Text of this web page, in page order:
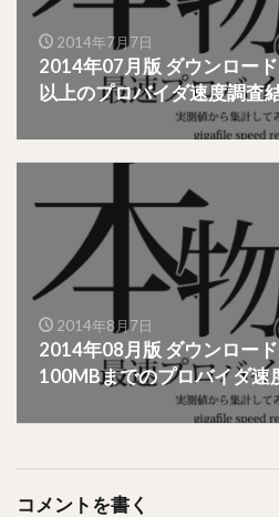
2014年7月7日
2014年07月版 ダウンロー
以上のプロバイダ速度調査
2014年8月7日
2014年08月版 ダウンロー
100MBまでのプロバイダ速
コメントを書く